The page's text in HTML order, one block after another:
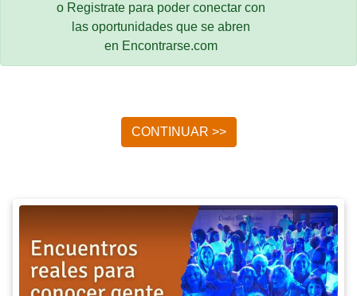
o Registrate para poder conectar con
las oportunidades que se abren
en Encontrarse.com
CONTINUAR >>